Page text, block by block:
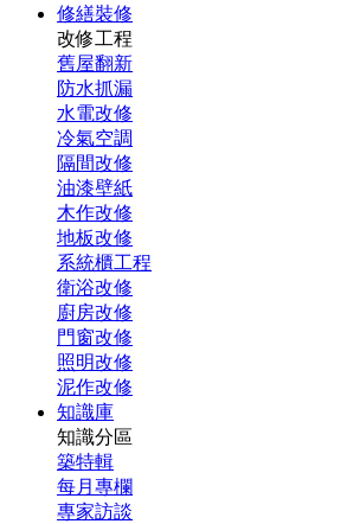
修繕裝修
改修工程
舊屋翻新
防水抓漏
水電改修
冷氣空調
隔間改修
油漆壁紙
木作改修
地板改修
系統櫃工程
衛浴改修
廚房改修
門窗改修
照明改修
泥作改修
知識庫
知識分區
築特輯
每月專欄
專家訪談